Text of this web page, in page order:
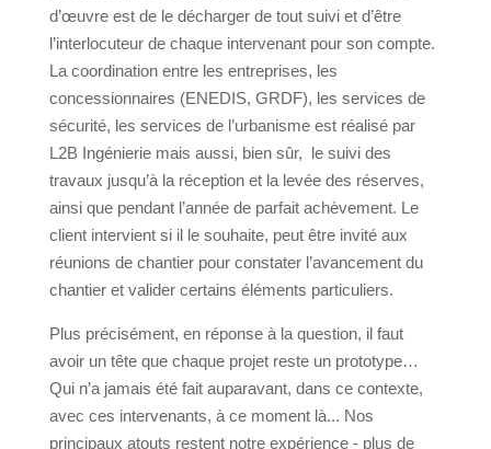
d’œuvre est de le décharger de tout suivi et d’être
l’interlocuteur de chaque intervenant pour son compte.
La coordination entre les entreprises, les
concessionnaires (ENEDIS, GRDF), les services de
sécurité, les services de l’urbanisme est réalisé par
L2B Ingénierie mais aussi, bien sûr, le suivi des
travaux jusqu’à la réception et la levée des réserves,
ainsi que pendant l’année de parfait achèvement. Le
client intervient si il le souhaite, peut être invité aux
réunions de chantier pour constater l’avancement du
chantier et valider certains éléments particuliers.
Plus précisément, en réponse à la question, il faut
avoir un tête que chaque projet reste un prototype…
Qui n’a jamais été fait auparavant, dans ce contexte,
avec ces intervenants, à ce moment là... Nos
principaux atouts restent notre expérience - plus de